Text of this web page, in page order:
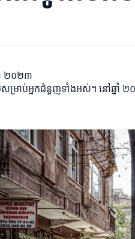
ាំ ២០២៣
អ្នកជំនួញទាំងអស់។ នៅឆ្នាំ ២០២